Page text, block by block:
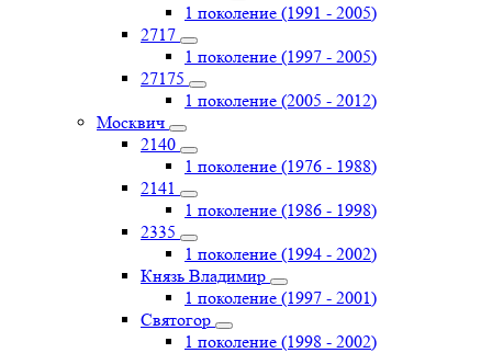
1 поколение (1991 - 2005)
2717
1 поколение (1997 - 2005)
27175
1 поколение (2005 - 2012)
Москвич
2140
1 поколение (1976 - 1988)
2141
1 поколение (1986 - 1998)
2335
1 поколение (1994 - 2002)
Князь Владимир
1 поколение (1997 - 2001)
Святогор
1 поколение (1998 - 2002)